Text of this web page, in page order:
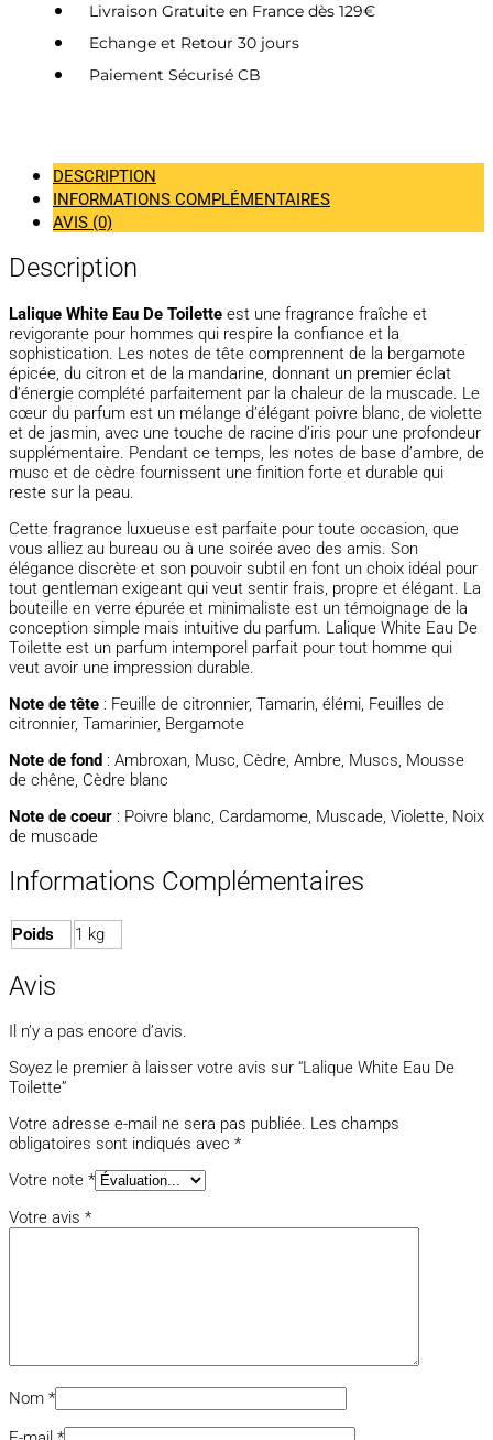
Livraison Gratuite en France dès 129€
Echange et Retour 30 jours
Paiement Sécurisé CB
DESCRIPTION
INFORMATIONS COMPLÉMENTAIRES
AVIS (0)
Description
Lalique White Eau De Toilette est une fragrance fraîche et
revigorante pour hommes qui respire la confiance et la
sophistication. Les notes de tête comprennent de la bergamote
épicée, du citron et de la mandarine, donnant un premier éclat
d’énergie complété parfaitement par la chaleur de la muscade. Le
cœur du parfum est un mélange d’élégant poivre blanc, de violette
et de jasmin, avec une touche de racine d’iris pour une profondeur
supplémentaire. Pendant ce temps, les notes de base d’ambre, de
musc et de cèdre fournissent une finition forte et durable qui
reste sur la peau.
Cette fragrance luxueuse est parfaite pour toute occasion, que
vous alliez au bureau ou à une soirée avec des amis. Son
élégance discrète et son pouvoir subtil en font un choix idéal pour
tout gentleman exigeant qui veut sentir frais, propre et élégant. La
bouteille en verre épurée et minimaliste est un témoignage de la
conception simple mais intuitive du parfum. Lalique White Eau De
Toilette est un parfum intemporel parfait pour tout homme qui
veut avoir une impression durable.
Note de tête : Feuille de citronnier, Tamarin, élémi, Feuilles de
citronnier, Tamarinier, Bergamote
Note de fond : Ambroxan, Musc, Cèdre, Ambre, Muscs, Mousse
de chêne, Cèdre blanc
Note de coeur : Poivre blanc, Cardamome, Muscade, Violette, Noix
de muscade
Informations Complémentaires
Poids 1 kg
Avis
Il n’y a pas encore d’avis.
Soyez le premier à laisser votre avis sur “Lalique White Eau De
Toilette”
Votre adresse e-mail ne sera pas publiée. Les champs
obligatoires sont indiqués avec *
Votre note *
Votre avis *
Nom *